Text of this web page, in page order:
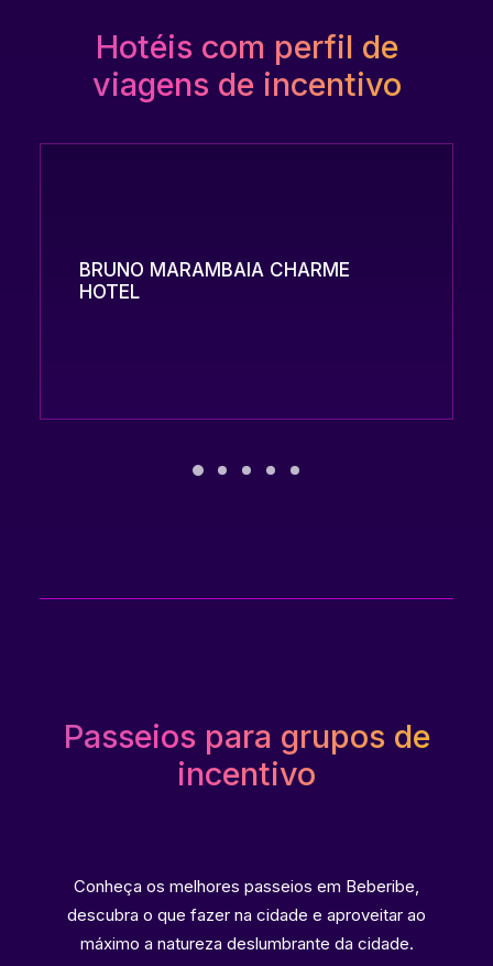
Hotéis com perfil de
viagens de incentivo
BRUNO MARAMBAIA CHARME
HOTEL
Passeios para grupos de
incentivo
Conheça os melhores passeios em Beberibe,
descubra o que fazer na cidade e aproveitar ao
máximo a natureza deslumbrante da cidade.